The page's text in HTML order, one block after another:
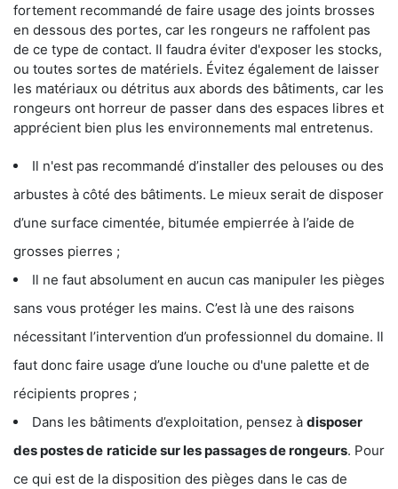
fortement recommandé de faire usage des joints brosses
en dessous des portes, car les rongeurs ne raffolent pas
de ce type de contact. Il faudra éviter d'exposer les stocks,
ou toutes sortes de matériels. Évitez également de laisser
les matériaux ou détritus aux abords des bâtiments, car les
rongeurs ont horreur de passer dans des espaces libres et
apprécient bien plus les environnements mal entretenus.
Il n'est pas recommandé d’installer des pelouses ou des
arbustes à côté des bâtiments. Le mieux serait de disposer
d’une surface cimentée, bitumée empierrée à l’aide de
grosses pierres ;
Il ne faut absolument en aucun cas manipuler les pièges
sans vous protéger les mains. C’est là une des raisons
nécessitant l’intervention d’un professionnel du domaine. Il
faut donc faire usage d’une louche ou d'une palette et de
récipients propres ;
Dans les bâtiments d’exploitation, pensez à disposer
des postes de raticide sur les passages de rongeurs. Pour
ce qui est de la disposition des pièges dans le cas de